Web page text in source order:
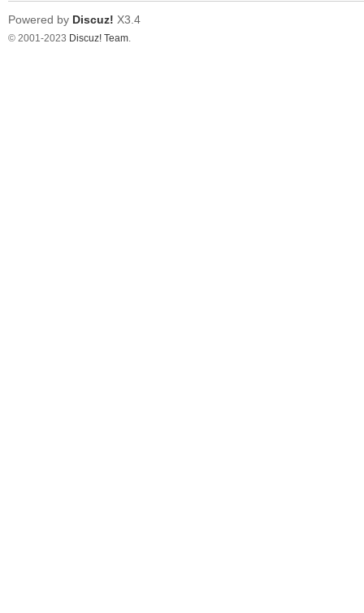
Powered by Discuz! X3.4
© 2001-2023 Discuz! Team.